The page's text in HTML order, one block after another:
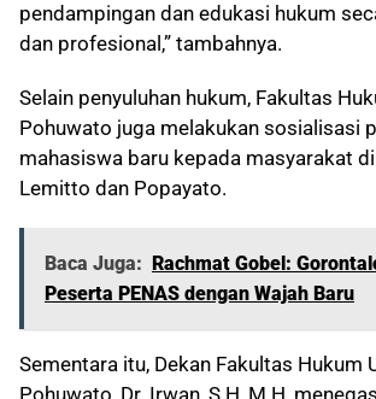
pendampingan dan edukasi hukum
dan profesional,” tambahnya.
Selain penyuluhan hukum, Fakultas
Pohuwato juga melakukan sosialisasi
mahasiswa baru kepada masyarakat
Lemitto dan Popayato.
Baca Juga: Rachmat Gobel:
Peserta PENAS dengan Wajah Baru
Sementara itu, Dekan Fakultas Hukum